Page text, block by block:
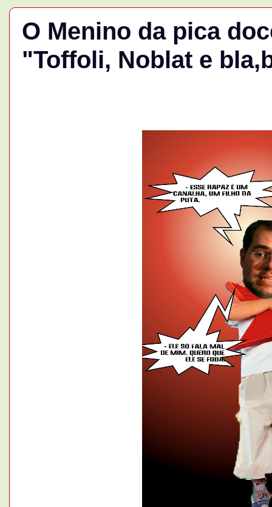
O Menino da pica
"Toffoli, Noblat e